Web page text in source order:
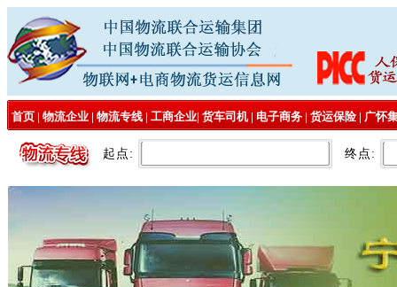
首页 | 物流企业 | 物流专线 | 工商企业| 货车司机| 电子商务 | 货运保险 | 广怀
起点: 终点: